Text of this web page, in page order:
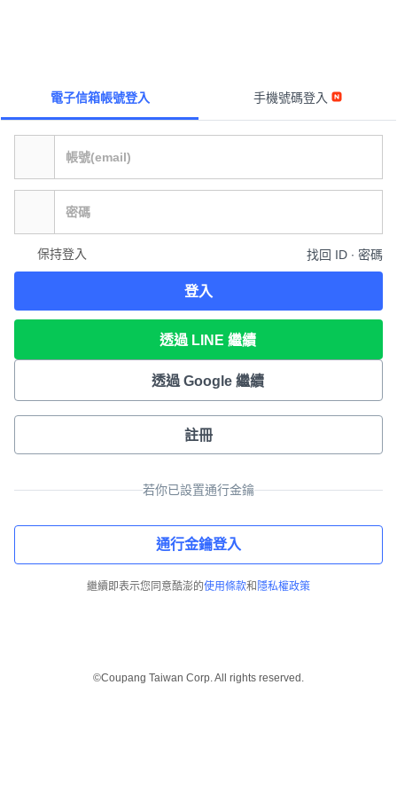
電子信箱帳號登入 手機號碼登入
保持登入 找回 ID ∙ 密碼
登入
透過 LINE 繼續
透過 Google 繼續
註冊
若你已設置通行金鑰
通行金鑰登入
繼續即表示您同意酷澎的使用條款和 隱私權政策
©Coupang Taiwan Corp. All rights reserved.